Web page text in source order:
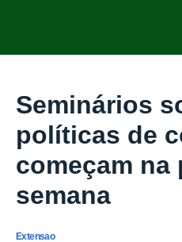
Seminários
políticas de
começam na
semana
Extensao